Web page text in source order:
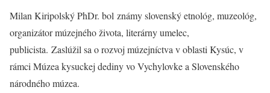
Milan Kiripolský PhDr. bol známy slovenský etnológ, muzeológ,
organizátor múzejného života, literárny umelec,
publicista. Zaslúžil sa o rozvoj múzejníctva v oblasti Kysúc, v
rámci Múzea kysuckej dediny vo Vychylovke a Slovenského
národného múzea.